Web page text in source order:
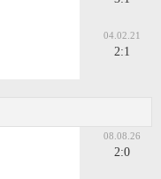
04.02.21
2:1
08.08.26
2:0